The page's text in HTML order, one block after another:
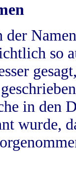
der
so
in
wurde,